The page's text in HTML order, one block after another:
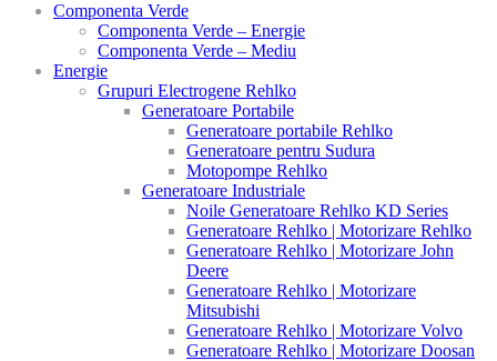
Componenta Verde
Componenta Verde – Energie
Componenta Verde – Mediu
Energie
Grupuri Electrogene Rehlko
Generatoare Portabile
Generatoare portabile Rehlko
Generatoare pentru Sudura
Motopompe Rehlko
Generatoare Industriale
Noile Generatoare Rehlko KD Series
Generatoare Rehlko | Motorizare Rehlko
Generatoare Rehlko | Motorizare John
Deere
Generatoare Rehlko | Motorizare
Mitsubishi
Generatoare Rehlko | Motorizare Volvo
Generatoare Rehlko | Motorizare Doosan